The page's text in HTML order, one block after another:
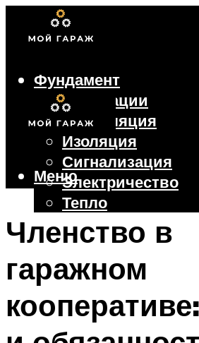
Фундамент
Коммуникации
Вентиляция
Изоляция
Сигнализация
Электричество
Тепло
Крыша
Ворота
Меню
Меню
Членство в
гаражном